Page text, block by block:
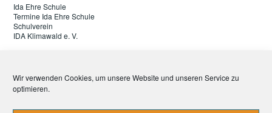
Wir verwenden Cookies, um unsere Website und unseren Service zu
optimieren.
Ida Ehre Schule
Termine Ida Ehre Schule
Schulverein
IDA Klimawald e. V.
Datenschutz
Impressum